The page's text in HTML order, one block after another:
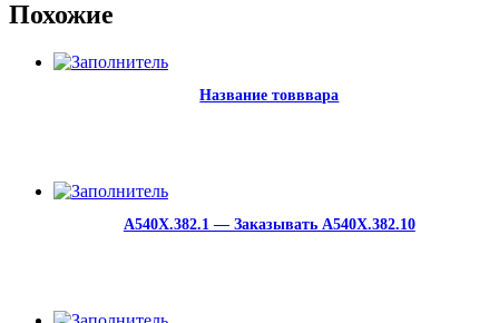
Похожие
Название товввара
A540X.382.1 — Заказывать A540X.382.10